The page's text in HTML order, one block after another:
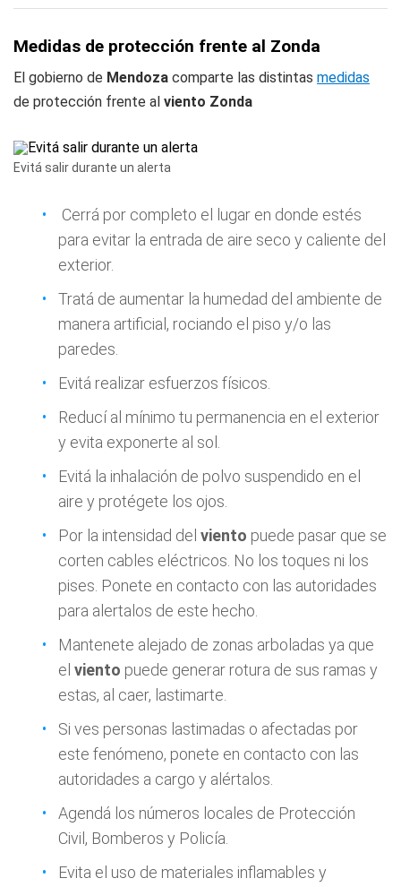
Medidas de protección frente al Zonda
El gobierno de Mendoza comparte las distintas medidas
de protección frente al viento Zonda
Evitá salir durante un alerta
Cerrá por completo el lugar en donde estés
para evitar la entrada de aire seco y caliente del
exterior.
Tratá de aumentar la humedad del ambiente de
manera artificial, rociando el piso y/o las
paredes.
Evitá realizar esfuerzos físicos.
Reducí al mínimo tu permanencia en el exterior
y evita exponerte al sol.
Evitá la inhalación de polvo suspendido en el
aire y protégete los ojos.
Por la intensidad del viento puede pasar que se
corten cables eléctricos. No los toques ni los
pises. Ponete en contacto con las autoridades
para alertalos de este hecho.
Mantenete alejado de zonas arboladas ya que
el viento puede generar rotura de sus ramas y
estas, al caer, lastimarte.
Si ves personas lastimadas o afectadas por
este fenómeno, ponete en contacto con las
autoridades a cargo y alértalos.
Agendá los números locales de Protección
Civil, Bomberos y Policía.
Evita el uso de materiales inflamables y